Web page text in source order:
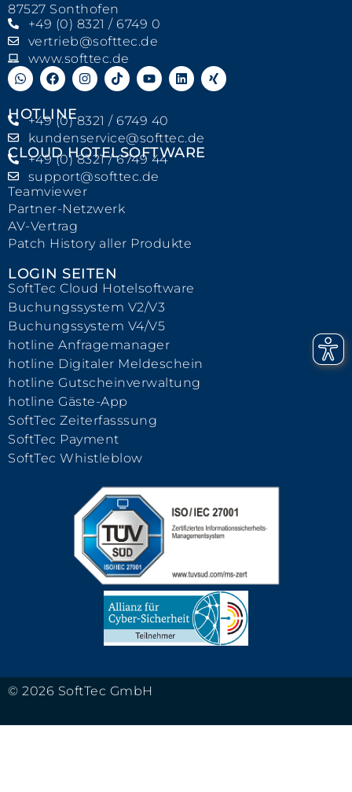
87527 Sonthofen
+49 (0) 8321 / 6749 0
vertrieb@softtec.de
www.softtec.de
HOTLINE
+49 (0) 8321 / 6749 40
kundenservice@softtec.de
CLOUD HOTELSOFTWARE
+49 (0) 8321 / 6749 44
support@softtec.de
Teamviewer
Partner-Netzwerk
AV-Vertrag
Patch History aller Produkte
LOGIN SEITEN
SoftTec Cloud Hotelsoftware
Buchungssystem V2/V3
Buchungssystem V4/V5
hotline Anfragemanager
hotline Digitaler Meldeschein
hotline Gutscheinverwaltung
hotline Gäste-App
SoftTec Zeiterfasssung
SoftTec Payment
SoftTec Whistleblow
© 2026 SoftTec GmbH